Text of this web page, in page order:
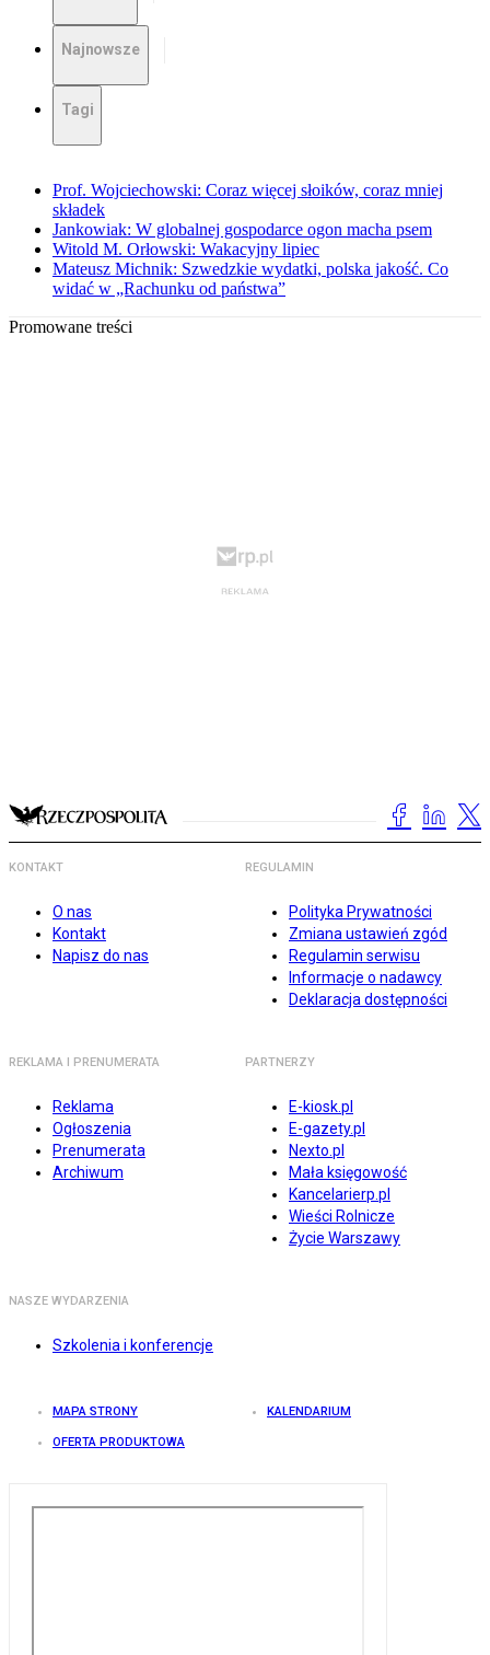
Najnowsze
Tagi
Prof. Wojciechowski: Coraz więcej słoików, coraz mniej
składek
Jankowiak: W globalnej gospodarce ogon macha psem
Witold M. Orłowski: Wakacyjny lipiec
Mateusz Michnik: Szwedzkie wydatki, polska jakość. Co
widać w „Rachunku od państwa”
Promowane treści
KONTAKT
O nas
Kontakt
Napisz do nas
REGULAMIN
Polityka Prywatności
Zmiana ustawień zgód
Regulamin serwisu
Informacje o nadawcy
Deklaracja dostępności
REKLAMA I PRENUMERATA
Reklama
Ogłoszenia
Prenumerata
Archiwum
PARTNERZY
E-kiosk.pl
E-gazety.pl
Nexto.pl
Mała księgowość
Kancelarierp.pl
Wieści Rolnicze
Życie Warszawy
NASZE WYDARZENIA
Szkolenia i konferencje
MAPA STRONY KALENDARIUM
OFERTA PRODUKTOWA